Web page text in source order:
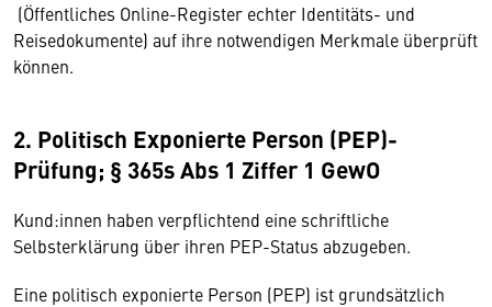
(Öffentliches Online-Register echter Identitäts- und
Reisedokumente) auf ihre notwendigen Merkmale überprüft
können.
2. Politisch Exponierte Person (PEP)-
Prüfung; § 365s Abs 1 Ziffer 1 GewO
Kund:innen haben verpflichtend eine schriftliche
Selbsterklärung über ihren PEP-Status abzugeben.
Eine politisch exponierte Person (PEP) ist grundsätzlich